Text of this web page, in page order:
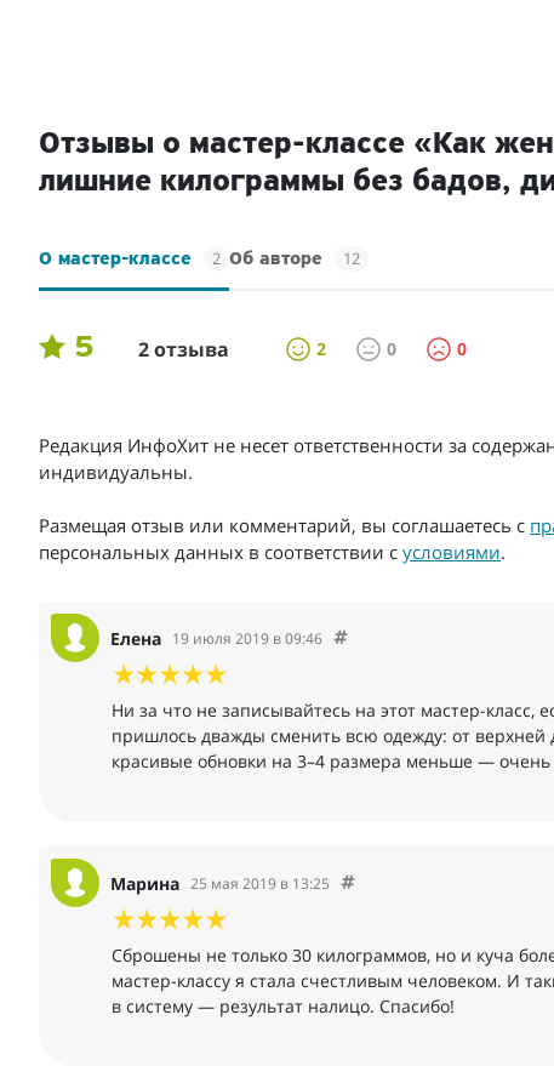
Отзывы о мастер-классе «Как
лишние килограммы без бадов,
О мастер-классе 2 Об авторе 12
5 2 отзыва 2 0 0
Редакция ИнфоХит не несет ответственности за
индивидуальны.
Размещая отзыв или комментарий, вы соглашаетесь с
персональных данных в соответствии с условиями.
Елена 19 июля 2019 в 09:46
Ни за что не записывайтесь на этот мастер-
пришлось дважды сменить всю одежду: от верхней
красивые обновки на 3–4 размера меньше — очень
Марина 25 мая 2019 в 13:25
Сброшены не только 30 килограммов, но и куча
мастер-классу я стала счестливым человеком. И
в систему — результат налицо. Спасибо!